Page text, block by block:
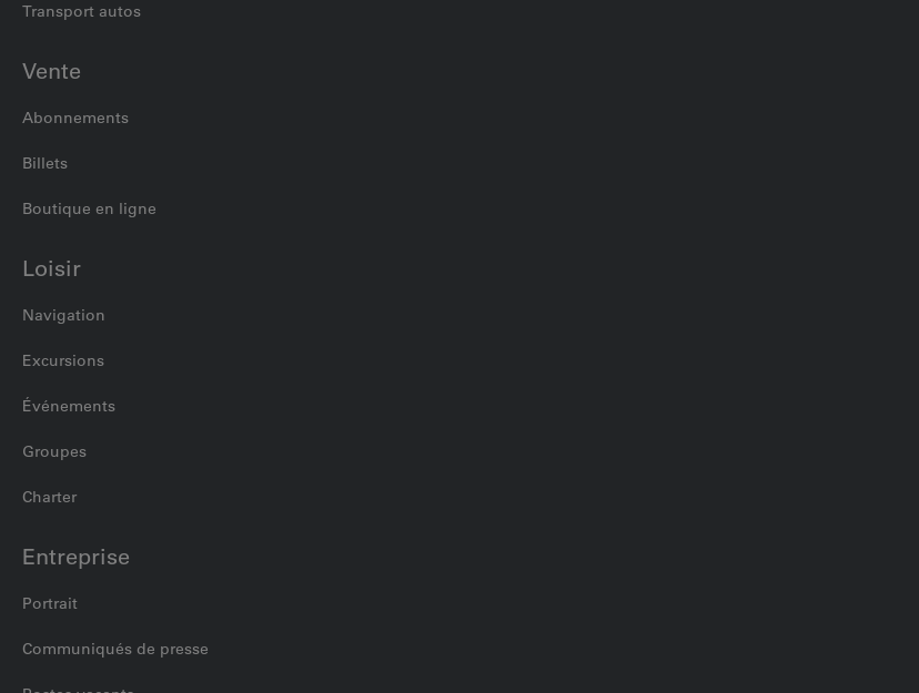
Transport autos
Vente
Abonnements
Billets
Boutique en ligne
Loisir
Navigation
Excursions
Événements
Groupes
Charter
Entreprise
Portrait
Communiqués de presse